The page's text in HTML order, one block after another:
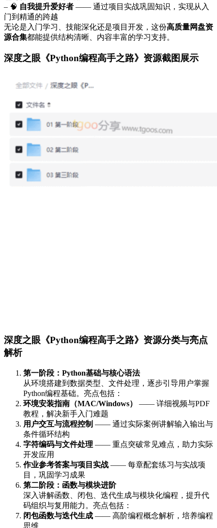
– 🧠 自我提升爱好者 —— 通过项目实战巩固知识，实现从入
门到精通的跨越
无论是入门学习、技能深化还是项目开发，这份高质量网盘资
源合集都能提供结构清晰、内容丰富的学习支持。
深度之眼《Python编程高手之路》资源截图展示
深度之眼《Python编程高手之路》资源分类与亮点
解析
第一阶段：Python基础与核心语法
从环境搭建到数据类型、文件处理，逐步引导用户掌握
Python编程基础。亮点包括：
环境安装指南（MAC/Windows）
—— 详细视频与PDF
教程，解决新手入门难题
用户交互与流程控制 —— 通过实际案例讲解输入输出与
条件循环结构
字符编码与文件处理 —— 重点突破常见难点，助力实际
开发应用
作业参考答案与项目实战 —— 每章配套练习与实战项
目，巩固学习成果
第二阶段：函数与模块进阶
深入讲解函数、闭包、迭代生成与模块化编程，提升代
码组织与复用能力。亮点包括：
闭包函数与迭代生成 —— 高阶编程概念解析，培养编程
思维